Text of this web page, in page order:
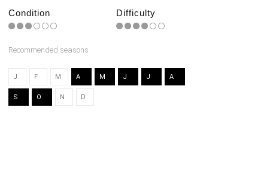
Condition Difficulty
Recommended seasons
J F M A M J J A
S O N D